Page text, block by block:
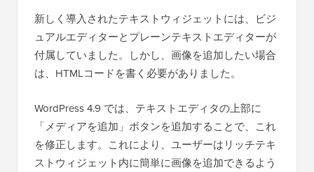
新しく導入されたテキストウィジェットには、ビジ
ュアルエディターとプレーンテキストエディターが
付属していました。しかし、画像を追加したい場合
は、HTMLコードを書く必要がありました。
WordPress 4.9 では、テキストエディタの上部に
「メディアを追加」ボタンを追加することで、これ
を修正します。これにより、ユーザーはリッチテキ
ストウィジェット内に簡単に画像を追加できるよう